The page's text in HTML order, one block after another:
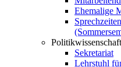
Ehemalige
Politikwissenschaft
Sekretariat
Lehrstuhl